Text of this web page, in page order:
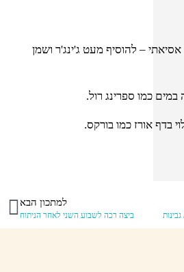
– להוסיף מעט ג'ינג'ר ושמן
כמו ספרינג רול.
בדף אורז כמו בורקס.
למתכון הבא
ביצה רכה לשבוע השני לאחר הניתוח